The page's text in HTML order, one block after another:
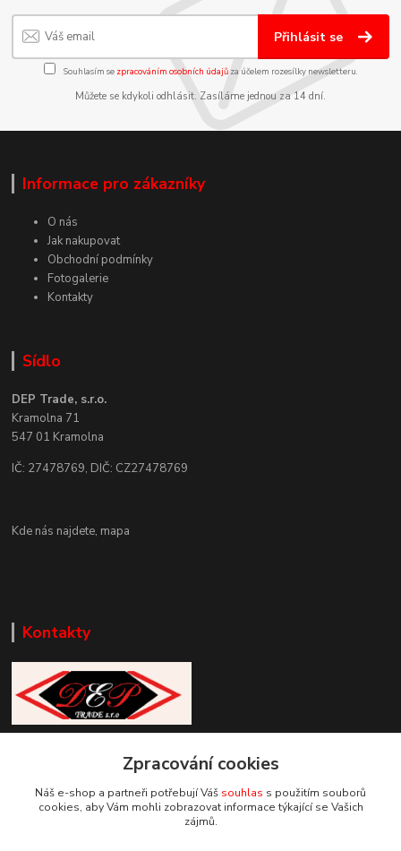
Přihlásit se
Souhlasím se zpracováním osobních údajůza účelem rozesílky newsletteru.
Můžete se kdykoli odhlásit. Zasíláme jednou za 14 dní.
Informace pro zákazníky
O nás
Jak nakupovat
Obchodní podmínky
Fotogalerie
Kontakty
Sídlo
DEP Trade, s.r.o.
Kramolna 71
547 01 Kramolna
IČ: 27478769, DIČ: CZ27478769
Kde nás najdete, mapa
Kontakty
+420 777 085 857
info@deptrade.cz
Zpracování cookies
Náš e-shop a partneři potřebují Váš souhlas s použitím souborů
cookies, aby Vám mohli zobrazovat informace týkající se Vašich
zájmů.